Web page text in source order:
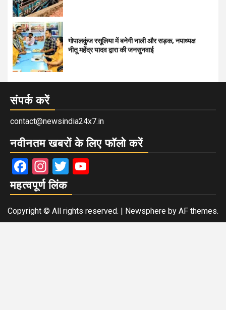
गोपालकुंज रसूलिया में बनेगी नाली और सड़क, नपाध्यक्ष
नीतू महेंद्र यादव द्वारा की जनसुनवाई
संपर्क करें
contact@newsindia24x7.in
नवीनतम खबरों के लिए फॉलो करें
Facebook
Instagram
Twitter
महत्वपूर्ण लिंक
Copyright © All rights reserved. Newsphere by AF themes.